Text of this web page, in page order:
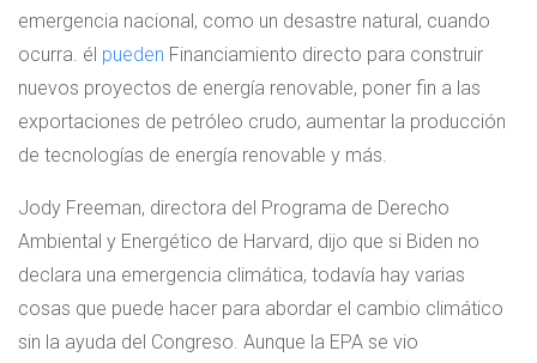
emergencia nacional, como un desastre natural, cuando
ocurra. él pueden Financiamiento directo para construir
nuevos proyectos de energía renovable, poner fin a las
exportaciones de petróleo crudo, aumentar la producción
de tecnologías de energía renovable y más.
Jody Freeman, directora del Programa de Derecho
Ambiental y Energético de Harvard, dijo que si Biden no
declara una emergencia climática, todavía hay varias
cosas que puede hacer para abordar el cambio climático
sin la ayuda del Congreso. Aunque la EPA se vio